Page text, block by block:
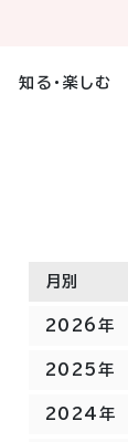
知る・楽しむ
月別
2026年
2025年
2024年